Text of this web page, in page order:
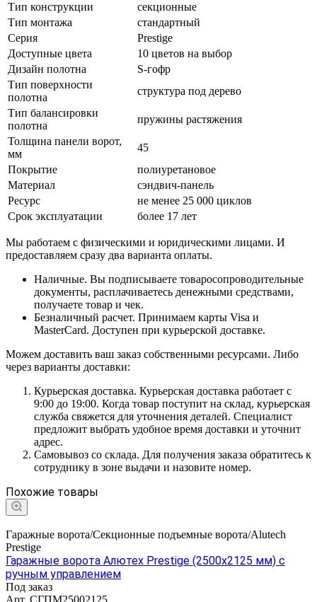
Тип конструкции
секционные
Тип монтажа
стандартный
Серия
Prestige
Доступные цвета
10 цветов на выбор
Дизайн полотна
S-гофр
Тип поверхности
полотна
структура под дерево
Тип балансировки
полотна
пружины растяжения
Толщина панели ворот,
мм
45
Покрытие
полиуретановое
Материал
сэндвич-панель
Ресурс
не менее 25 000 циклов
Срок эксплуатации
более 17 лет
Мы работаем с физическими и юридическими лицами. И
предоставляем сразу два варианта оплаты.
Наличные. Вы подписываете товаросопроводительные
документы, расплачиваетесь денежными средствами,
получаете товар и чек.
Безналичный расчет. Принимаем карты Visa и
MasterCard. Доступен при курьерской доставке.
Можем доставить ваш заказ собственными ресурсами. Либо
через варианты доставки:
Курьерская доставка. Курьерская доставка работает с
9:00 до 19:00. Когда товар поступит на склад, курьерская
служба свяжется для уточнения деталей. Специалист
предложит выбрать удобное время доставки и уточнит
адрес.
Самовывоз со склада. Для получения заказа обратитесь к
сотруднику в зоне выдачи и назовите номер.
Похожие товары
Гаражные ворота/Секционные подъемные ворота/Alutech
Prestige
Гаражные ворота Алютех Prestige (2500x2125 мм) с
ручным управлением
Под заказ
Арт. СГПМ25002125